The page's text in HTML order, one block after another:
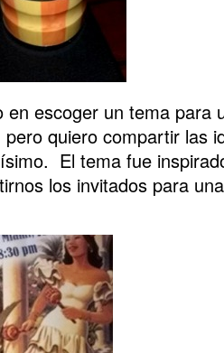
en escoger un tema para
quiero compartir las
El tema fue
los invitados para